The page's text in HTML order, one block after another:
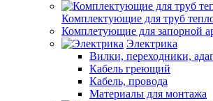
Комплектующие для труб
Комплетующие для запорной
Электрика
Вилки, переходники,
Кабель греющий
Кабель, провода
Материалы для монтажа